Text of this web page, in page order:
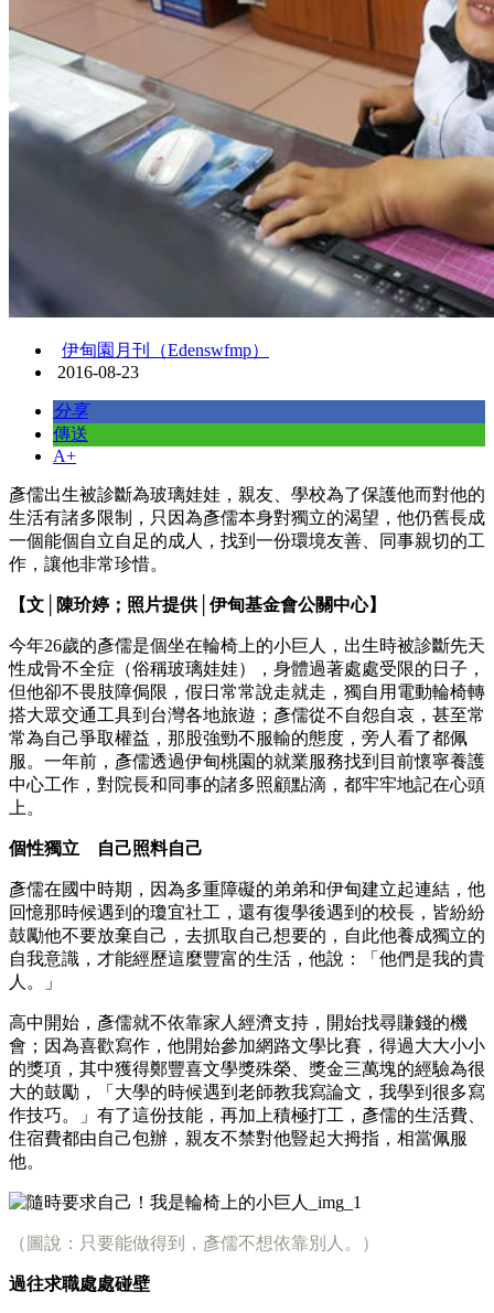
伊甸園月刊（Edenswfmp）
2016-08-23
分享
傳送
A+
彥儒出生被診斷為玻璃娃娃，親友、學校為了保護他而對他的
生活有諸多限制，只因為彥儒本身對獨立的渴望，他仍舊長成
一個能個自立自足的成人，找到一份環境友善、同事親切的工
作，讓他非常珍惜。
【文 陳玠婷；照片提供│ 伊甸基金會公關中心】
今年26歲的彥儒是個坐在輪椅上的小巨人，出生時被診斷先天
性成骨不全症（俗稱玻璃娃娃），身體過著處處受限的日子，
但他卻不畏肢障侷限，假日常常說走就走，獨自用電動輪椅轉
搭大眾交通工具到台灣各地旅遊；彥儒從不自怨自哀，甚至常
常為自己爭取權益，那股強勁不服輸的態度，旁人看了都佩
服。一年前，彥儒透過伊甸桃園的就業服務找到目前懷寧養護
中心工作，對院長和同事的諸多照顧點滴，都牢牢地記在心頭
上。
個性獨立 自己照料自己
彥儒在國中時期，因為多重障礙的弟弟和伊甸建立起連結，他
回憶那時候遇到的瓊宜社工，還有復學後遇到的校長，皆紛紛
鼓勵他不要放棄自己，去抓取自己想要的，自此他養成獨立的
自我意識，才能經歷這麼豐富的生活，他說：「他們是我的貴
人。」
高中開始，彥儒就不依靠家人經濟支持，開始找尋賺錢的機
會；因為喜歡寫作，他開始參加網路文學比賽，得過大大小小
的獎項，其中獲得鄭豐喜文學獎殊榮、獎金三萬塊的經驗為很
大的鼓勵，「大學的時候遇到老師教我寫論文，我學到很多寫
作技巧。」有了這份技能，再加上積極打工，彥儒的生活費、
住宿費都由自己包辦，親友不禁對他豎起大拇指，相當佩服
他。
（圖說：只要能做得到，彥儒不想依靠別人。）
過往求職處處碰壁